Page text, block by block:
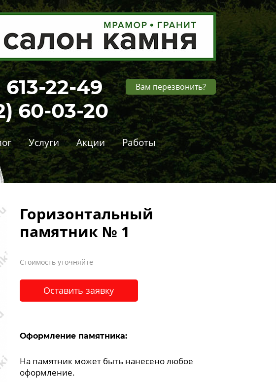
22-49
60-03-20
Вам перезвонить?
Услуги Акции
Работы
Горизонтальный
памятник № 1
Стоимость уточняйте
Оставить заявку
Оформление памятника:
На памятник может быть нанесено любое
оформление.